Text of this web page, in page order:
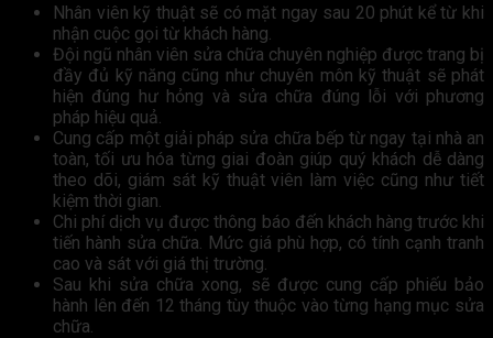
Nhân viên kỹ thuật sẽ có mặt ngay sau 20 phút kể từ khi
nhận cuộc gọi từ khách hàng.
Đội ngũ nhân viên sửa chữa chuyên nghiệp được trang bị
đầy đủ kỹ năng cũng như chuyên môn kỹ thuật sẽ phát
hiện đúng hư hỏng và sửa chữa đúng lỗi với phương
pháp hiệu quả.
Cung cấp một giải pháp sửa chữa bếp từ ngay tại nhà an
toàn, tối ưu hóa từng giai đoàn giúp quý khách dễ dàng
theo dõi, giám sát kỹ thuật viên làm việc cũng như tiết
kiệm thời gian.
Chi phí dịch vụ được thông báo đến khách hàng trước khi
tiến hành sửa chữa. Mức giá phù hợp, có tính cạnh tranh
cao và sát với giá thị trường.
Sau khi sửa chữa xong, sẽ được cung cấp phiếu bảo
hành lên đến 12 tháng tùy thuộc vào từng hạng mục sửa
chữa.